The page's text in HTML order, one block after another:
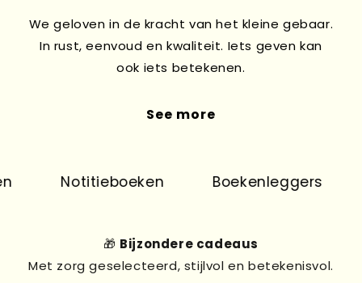
We geloven in de kracht van het kleine gebaar.
In rust, eenvoud en kwaliteit. Iets geven kan
ook iets betekenen.
See more
Notitieboeken Boekenleggers
🎁 Bijzondere cadeaus
Met zorg geselecteerd, stijlvol en betekenisvol.